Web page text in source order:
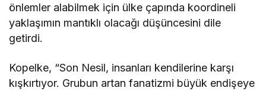
önlemler alabilmek için ülke çapında koordineli
yaklaşımın mantıklı olacağı düşüncesini dile
getirdi.
Kopelke, “Son Nesil, insanları kendilerine karşı
kışkırtıyor. Grubun artan fanatizmi büyük endişeye